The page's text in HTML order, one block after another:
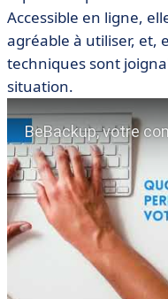
Accessible en ligne,
agréable à utiliser, et,
techniques sont
situation.